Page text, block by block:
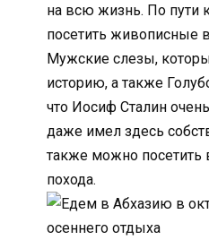
на всю жизнь. По пути
посетить живописные
Мужские слезы,
историю, а также
что Иосиф Сталин
даже имел здесь
также можно посетить
похода.